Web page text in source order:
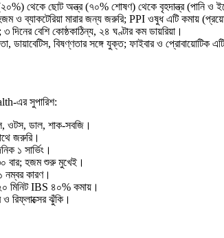
থেকে ছোট অন্ত্র (৭০% শোষণ) থেকে বৃহদান্ত্র (পানি ও
ও ব্যাকটেরিয়া মারার জন্য জরুরি; PPI ওষুধ এটি কমায়
দিনের বেশি কোষ্ঠকাঠিন্য, ২৪ ঘণ্টার কম ডায়রিয়া।
বিষণ্ণতার সঙ্গে যুক্ত; ফাইবার ও প্রোবায়োটিক
এর সুপারিশ:
ওটস, ডাল, শাক-সবজি।
জরুরি।
১ সার্ভিং।
বার; হজম শুরু মুখেই।
নম্বর কারণ।
মিনিট IBS ৪০% কমায়।
ও রিফ্লাক্সের ঝুঁকি।